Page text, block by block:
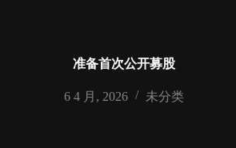
准备首次公开募股
6 4 月, 2026 未分类